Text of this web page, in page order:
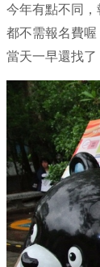
今年有點不同
都不需報名費喔
當天一早還找了